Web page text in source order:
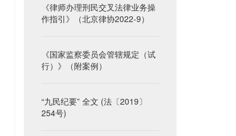
《律师办理刑民交叉法律业务操
作指引》（北京律协2022-9）
《国家监察委员会管辖规定（试
行）》（附案例）
“九民纪要” 全文 (法〔2019〕
254号)